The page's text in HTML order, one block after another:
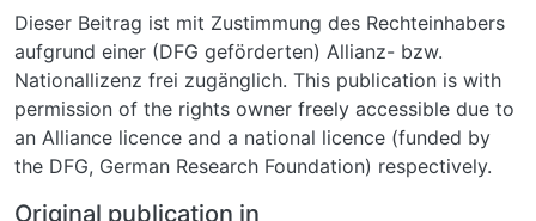
Dieser Beitrag ist mit Zustimmung des Rechteinhabers
aufgrund einer (DFG geförderten) Allianz- bzw.
Nationallizenz frei zugänglich. This publication is with
permission of the rights owner freely accessible due to
an Alliance licence and a national licence (funded by
the DFG, German Research Foundation) respectively.
Original publication in